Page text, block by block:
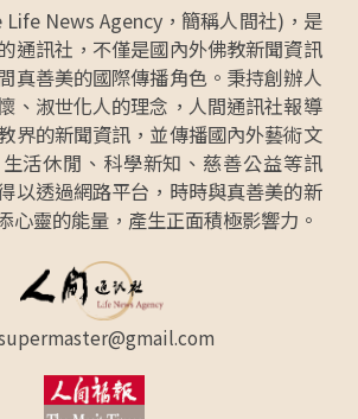
Life News Agency，簡稱人間社)，是
通訊社，不僅是國內外佛教新聞資訊
真善美的國際傳播角色。秉持創辦人
、淑世化人的理念，人間通訊社報導
界的新聞資訊，並傳播國內外藝術文
活休閒、科學新知、慈善公益等訊
以透過網路平台，時時與真善美的新
心靈的能量，產生正面積極影響力。